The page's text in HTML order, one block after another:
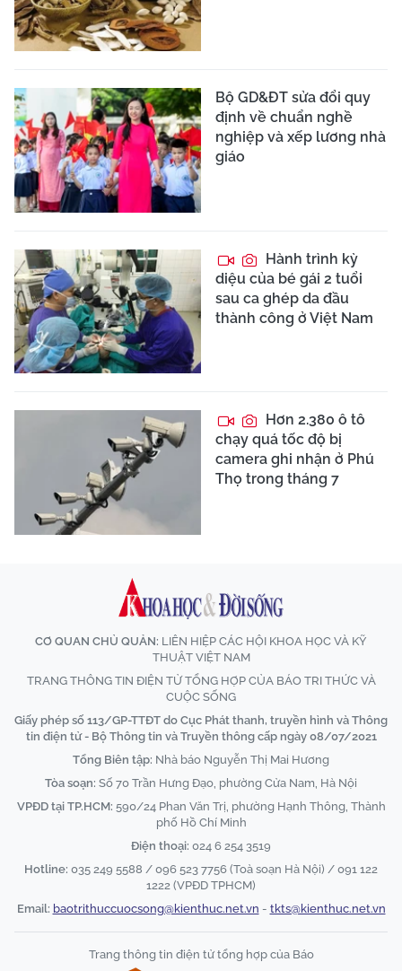
Bộ GD&ĐT sửa đổi quy
định về chuẩn nghề
nghiệp và xếp lương nhà
giáo
Hành trình kỳ
diệu của bé gái 2 tuổi
sau ca ghép da đầu
thành công ở Việt Nam
Hơn 2.380 ô tô
chạy quá tốc độ bị
camera ghi nhận ở Phú
Thọ trong tháng 7
CƠ QUAN CHỦ QUẢN: LIÊN HIỆP CÁC HỘI KHOA HỌC VÀ KỸ
THUẬT VIỆT NAM
TRANG THÔNG TIN ĐIỆN TỬ TỔNG HỢP CỦA BÁO TRI THỨC VÀ
CUỘC SỐNG
Giấy phép số 113/GP-TTĐT do Cục Phát thanh, truyền hình và Thông
tin điện tử - Bộ Thông tin và Truyền thông cấp ngày 08/07/2021
Tổng Biên tập: Nhà báo Nguyễn Thị Mai Hương
Tòa soạn: Số 70 Trần Hưng Đạo, phường Cửa Nam, Hà Nội
VPĐD tại TP.HCM: 590/24 Phan Văn Trị, phường Hạnh Thông, Thành
phố Hồ Chí Minh
Điện thoại: 024 6 254 3519
Hotline: 035 249 5588 / 096 523 7756 (Toà soạn Hà Nội) / 091 122
1222 (VPĐD TPHCM)
Email: baotrithuccuocsong@kienthuc.net.vn - tkts@kienthuc.net.vn
Trang thông tin điện tử tổng hợp của Báo